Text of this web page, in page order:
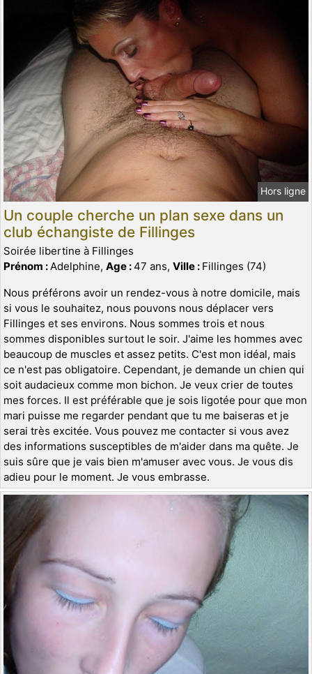
Hors ligne
Un couple cherche un plan sexe dans un
club échangiste de Fillinges
Soirée libertine à Fillinges
Prénom :Adelphine, Age :47 ans, Ville : Fillinges (74)
Nous préférons avoir un rendez-vous à notre domicile, mais
si vous le souhaitez, nous pouvons nous déplacer vers
Fillinges et ses environs. Nous sommes trois et nous
sommes disponibles surtout le soir. J'aime les hommes avec
beaucoup de muscles et assez petits. C'est mon idéal, mais
ce n'est pas obligatoire. Cependant, je demande un chien qui
soit audacieux comme mon bichon. Je veux crier de toutes
mes forces. Il est préférable que je sois ligotée pour que mon
mari puisse me regarder pendant que tu me baiseras et je
serai très excitée. Vous pouvez me contacter si vous avez
des informations susceptibles de m'aider dans ma quête. Je
suis sûre que je vais bien m'amuser avec vous. Je vous dis
adieu pour le moment. Je vous embrasse.